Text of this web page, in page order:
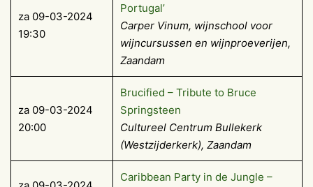
za 09-03-2024
19:30
Portugal’
Carper Vinum, wijnschool voor
wijncursussen en wijnproeverijen,
Zaandam
za 09-03-2024
20:00
Brucified – Tribute to Bruce
Springsteen
Cultureel Centrum Bullekerk
(Westzijderkerk), Zaandam
Caribbean Party in de Jungle –